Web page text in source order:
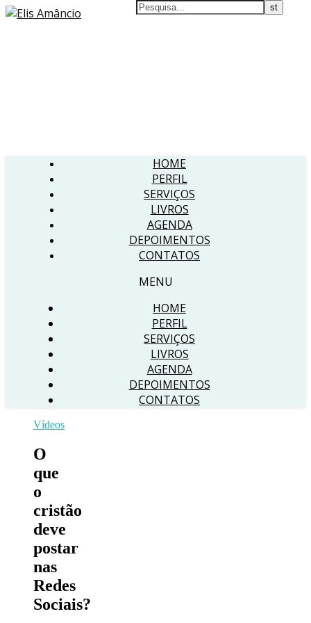
HOME
PERFIL
SERVIÇOS
LIVROS
AGENDA
DEPOIMENTOS
CONTATOS
MENU
HOME
PERFIL
SERVIÇOS
LIVROS
AGENDA
DEPOIMENTOS
CONTATOS
Vídeos
O
que
o
cristão
deve
postar
nas
Redes
Sociais?